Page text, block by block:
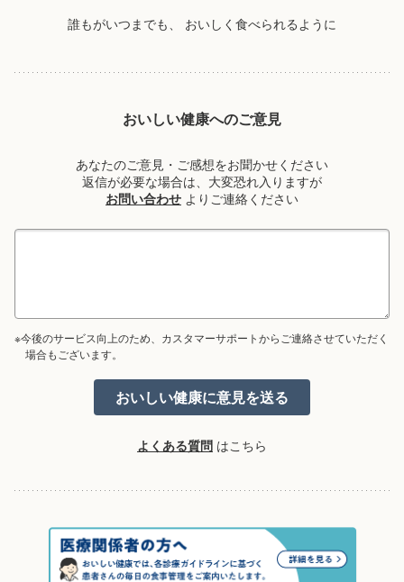
誰もがいつまでも、 おいしく食べられるように
おいしい健康へのご意見
あなたのご意見・ご感想をお聞かせください
返信が必要な場合は、大変恐れ入りますが
お問い合わせ よりご連絡ください
※今後のサービス向上のため、カスタマーサポートからご連絡させていただく
場合もございます。
よくある質問 はこちら